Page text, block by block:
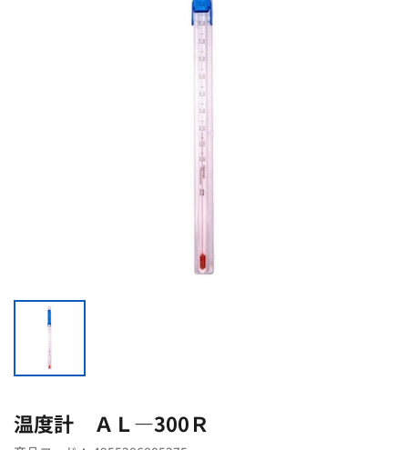
温度計 ＡＬ―300Ｒ